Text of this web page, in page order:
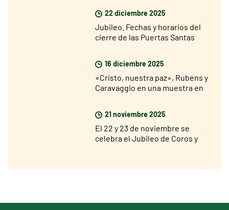
22 diciembre 2025
Jubileo. Fechas y horarios del
cierre de las Puertas Santas
16 diciembre 2025
«Cristo, nuestra paz», Rubens y
Caravaggio en una muestra en
21 noviembre 2025
El 22 y 23 de noviembre se
celebra el Jubileo de Coros y